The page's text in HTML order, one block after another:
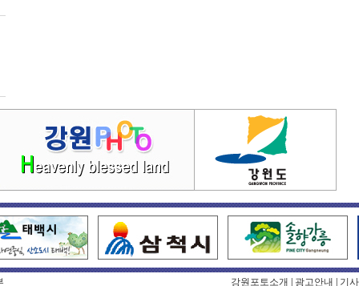
강원포토소개 광고안내 기